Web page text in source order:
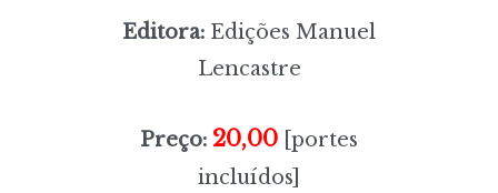
Editora: Edições Manuel
Lencastre
Preço: 20,00 [portes
incluídos]